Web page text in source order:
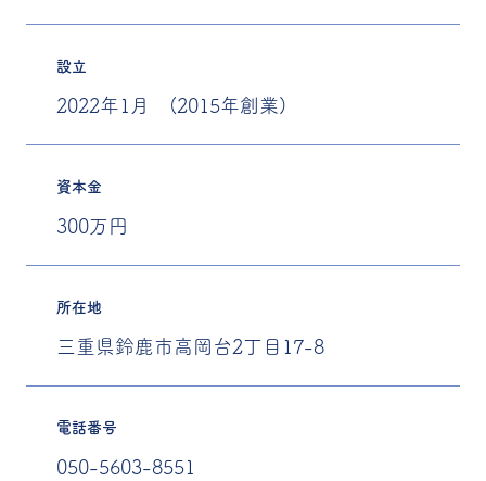
設立
2022年1月 (2015年創業)
資本金
300万円
所在地
三重県鈴鹿市高岡台2丁目17-8
電話番号
050-5603-8551